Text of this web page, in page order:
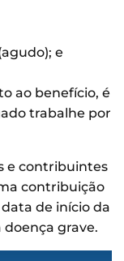
e
ao benefício, é
trabalhe por
e contribuintes
contribuição
de início da
grave.